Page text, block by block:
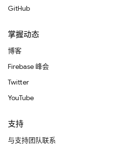
GitHub
掌握动态
博客
Firebase 峰会
Twitter
YouTube
支持
与支持团队联系